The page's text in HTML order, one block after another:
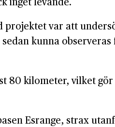
projektet var att
kunna
80 kilometer, vilket
Esrange, strax